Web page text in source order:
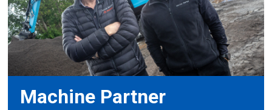
Machine Partner